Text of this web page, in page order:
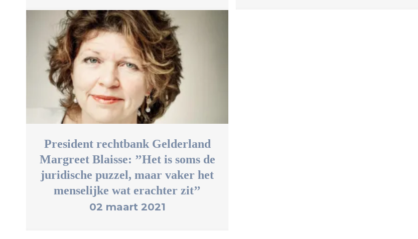
President rechtbank Gelderland
Margreet Blaisse: ’’Het is soms de
juridische puzzel, maar vaker het
menselijke wat erachter zit’’
02 maart 2021